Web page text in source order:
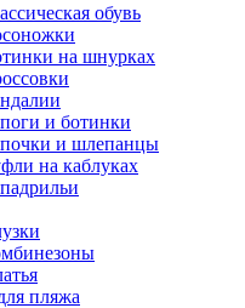
обувь
на шнурках
и ботинки
и шлепанцы
на каблуках
пляжа